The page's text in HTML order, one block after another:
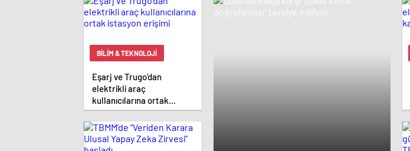
BILIM & TEKNOLOJI
Eşarj ve Trugo’dan
elektrikli araç
kullanıcılarına ortak
istasyon erişimi